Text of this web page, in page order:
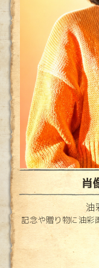
肖
油
記念や贈り物に油